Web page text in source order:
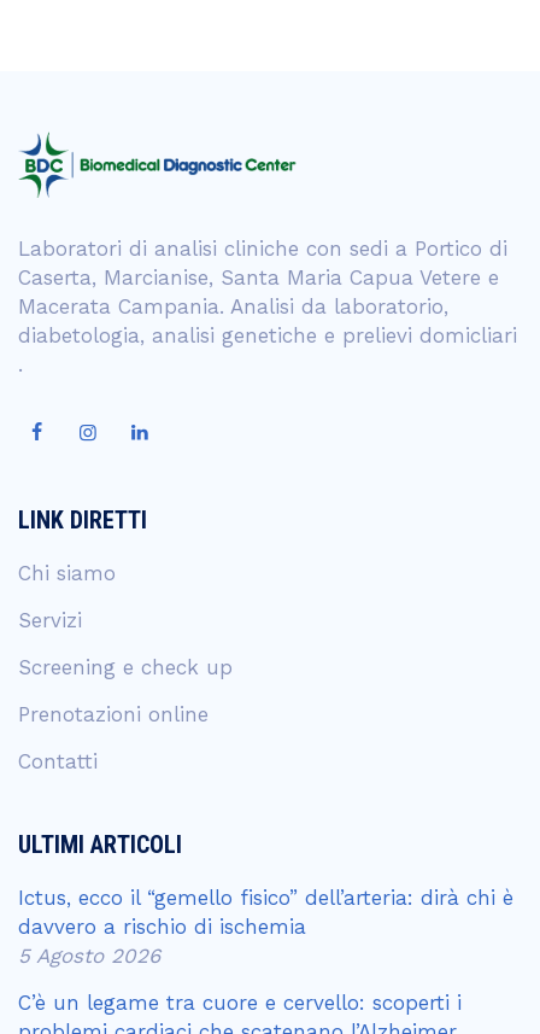
Laboratori di analisi cliniche con sedi a Portico di
Caserta, Marcianise, Santa Maria Capua Vetere e
Macerata Campania. Analisi da laboratorio,
diabetologia, analisi genetiche e prelievi domicliari
.
LINK DIRETTI
Chi siamo
Servizi
Screening e check up
Prenotazioni online
Contatti
ULTIMI ARTICOLI
Ictus, ecco il “gemello fisico” dell’arteria: dirà chi è
davvero a rischio di ischemia
5 Agosto 2026
C’è un legame tra cuore e cervello: scoperti i